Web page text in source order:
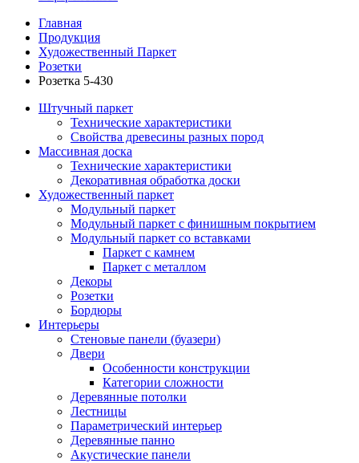
Главная
Продукция
Художественный Паркет
Розетки
Розетка 5-430
Штучный паркет
Технические характеристики
Свойства древесины разных пород
Массивная доска
Технические характеристики
Декоративная обработка доски
Художественный паркет
Модульный паркет
Модульный паркет с финишным покрытием
Модульный паркет со вставками
Паркет с камнем
Паркет с металлом
Декоры
Розетки
Бордюры
Интерьеры
Стеновые панели (буазери)
Двери
Особенности конструкции
Категории сложности
Деревянные потолки
Лестницы
Параметрический интерьер
Деревянные панно
Акустические панели